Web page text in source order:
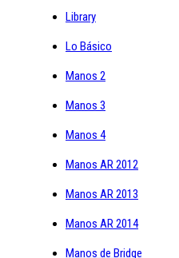
Library
Lo Básico
Manos 2
Manos 3
Manos 4
Manos AR 2012
Manos AR 2013
Manos AR 2014
Manos de Bridge